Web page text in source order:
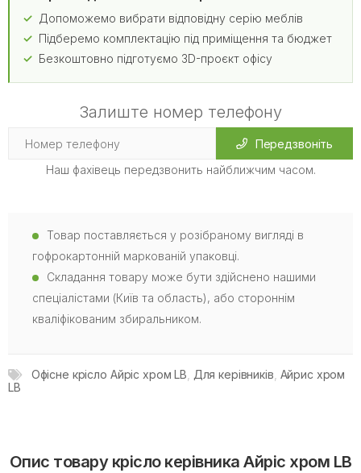
Допоможемо вибрати відповідну серію меблів
Підберемо комплектацію під приміщення та бюджет
Безкоштовно підготуємо 3D-проєкт офісу
Залиште номер телефону
Передзвоніть
Наш фахівець передзвонить найближчим часом.
Товар поставляється у розібраному вигляді в
гофрокартонній маркованій упаковці.
Складання товару може бути здійснено нашими
спеціалістами (Київ та область), або стороннім
кваліфікованим збиральником.
Офісне крісло Айріс хром LB Для керівників Айрис хром
LB
Опис товару крісло керівника Айріс хром LB